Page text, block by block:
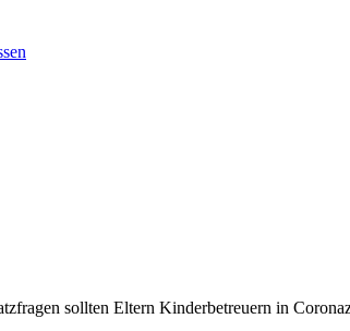
sollten Eltern Kinderbetreuern in